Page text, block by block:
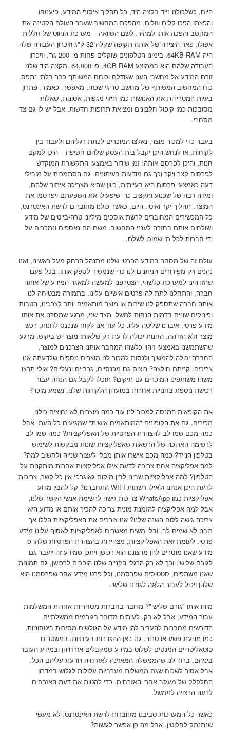
היום, כשלכולנו נייד בקצה היד, כל תהליך איסוף המידע, פיענוחו
והפצתו הפכו קלים וזולים. מהפכת המחשוב שעבר העולם הקטינה את
המחשב והפכה אותו למהיר. לשם השוואה – מערכת הניווט של חללית
אפולו, פאר היצירה של אותה תקופה שקלה 32 ק"ג וזיכרון העבודה שלה
היה 64KB RAM. בימינו הטלפונים שוקלים פחות מ- 200 גר', וזיכרון
העבודה שלהם הוא בממוצע 4GB RAM, פי 64,000. מקצה היד שלנו
זורם המידע אל מחשבי הענן שגודלם וכוחם המשותף כבר בלתי נתפס.
כוח המחשוב המשותף של מחשב סריגי שכזה, מאפשר, כאמור, פתרון
בעיות המטרידות את האנושות כמו חיזוי מגפות, אסונות, שאלות
מסובכות כמו קיפול חלבונים ומציאת תרופות חדשות. אבל יש לו גם צד
מסחרי.
בעבר כדי למכור מוצר, נאלצו המוכרים לכתת רגליהם ולעבור בין
לקוחות, או לנחש היכן יקבל בית העסק שלהם חשיפה – היכן למקם
חנות, והיכן לפרסם אותה: זמן שידור באמצעי התקשורת המוקדש
לפרסום קצר ויקר וכך גם מודעות בעיתונים. גם הסתמכות על מובילי
דעה כאמצעי פרסום היא בעייתית, כיוון שהיא מצריכה איתור שלהם,
ומידה רבה של שכנוע ותקציב כדי שיפעילו את השפעתם ויפרסמו את
המוצר. תהליך יקר ואיטי. היום, כאשר כולנו מחוברים לרשת האינטרנט,
כל המכשירים המחוברים לרשת אוספים מיליוני טרה-בייטים של מידע
ושולחים אותם בחזרה לענני המחשוב. משם הם נאספים ונמכרים על
ידי חברות לכל מי שמוכן לשלם.
עולם זה של מסחר במידע הפרטי שלנו מתנהל הרחק מעל ראשינו, ואנו
נהנים רק מפירורים הניתנים לנו כדי שנמשיך לספק אותו. בכל פעם
שהזדהינו למערכת כלשהי, הצטרפנו למעשה למאגר המידע של אותה
חברה, והתחלנו לתת לה פרטים אישיים עלינו. בתמורה מבטיחה לנו
אותה חברה שתספק לנו שירות או מוצר מותאמים יותר לצרכינו, הטבות
ופינוקים שונים בדמות הנחות למשל. מצד שני, מרגע שמסרנו את אותו
מידע פרטי, איבדנו שליטה עליו. כל עוד אנו לקוח שנכנס לחנות, רכש
מוצר ולא הזדהה, החנות יכולה לדעת רק שלאותו מוצר יש ביקוש. מרגע
שהשתמשנו באמצעי זיהוי כלשהו המחבר אותנו הצרכנים למוצר,
החברה יכולה להמשיך ולנסות למכור לנו מוצרים נוספים שלדעתה אנו
צריכים: קניתם חולצה? רוצים גם מכנסיים, גרביים ונעליים? אולי תרצו
משהו משותפינו המוכרים גם תיקים? תוכלו לקבל גם הנחה עבור
רכישת נוספת בחנויות אחרות במועדון הלקוחות שלנו. נשמע מוכר?
את הקופאית המנסה למכור לנו עוד כמה מוצרים לא נחוצים כולנו
מכירים. גם את הקופונים "המותאמים אישית" שמגיעים כל העת. אבל
כמה מכם שמו לב להצהרת הפרטיות של האפליקציות? כמה שמו לב
לרשימה הארוכה של הרשאות שאפליקציות שונות מבקשות לשימוש
בטלפון הנייד? כמה מכם אישרו אותן מבלי לעצור שנייה ולחשוב למה?
למה אפליקציה אחת צריכה לדעת אילו אפליקציות אחרות מותקנות על
הטלפון? למה אפליקציות שבינן לבין מיקום גאוגרפי אין כל קשר, צריכות
לדעת היכן אנחנו ולאילו רשתות WIFI התחברנו? קל להבין מדוע
אפליקציות כמו WhatsApp צריכות גישה לרשימת אנשי הקשר שלנו,
אבל למה אפליקציה להזמנת מונית צריכה להכיר אותם או מדוע היא
צריכה גישה ללוח השנה שלנו? אנו צורכים את האפליקציות הללו אך
רובנו לא שמים לב, ובלי משים מאשרים לאפליקציות לאסוף עלינו מידע
פרטי. לעומת זאת האפליקציות, מצהירות בהצהרת הפרטיות שלהן כי
מידע שאנו מוסרים להן מרצוננו הוא רכושן ויתכן שמידע זה יועבר גם
לגורם שלישי. וכך לא רק הרגלי הקנייה שלנו הופכים לרכושן, גם תמונות
שאנו משתפים, סטטוסים שפרסמנו, וכל פרט מידע אחר שפרסמנו הוא
שלהן ויכול לעבור הלאה לגורם שלישי.
מיהו אותו "גורם שלישי"? מדובר בחברות מסחריות אחרות המשלמות
עבור המידע, אבל לא רק. לעיתים מדובר בגורמים ממשלתיים
הדורשים מחברות להעביר להן מידע על הגולשים מסיבות ביטחוניות,
כמו מניעת פשע או טרור. גם כאן ההגדרות בעיתיות. במשטרים
טוטאליטריים המנסים לשלוט במידע שמקבלים אזרחיהן ובמידע העובר
ביניהם, ברור לנו שהממשלה המאזינה לאזרחיה ויודעת עליהם הכל.
אבל אסור לשכוח שגם ממשלות מערביות עלולות לגלוש במדרון
החלקלק של מעקב אחרי האזרחים, כדי להטות את דעת האזרחים
לדעה הרצויה לממשל.
כאשר כל המערכות סביבנו מחוברות לרשת האינטרנט, לא מעשי
שנתנתק לחלוטין. אבל מה כן אפשר לעשות?